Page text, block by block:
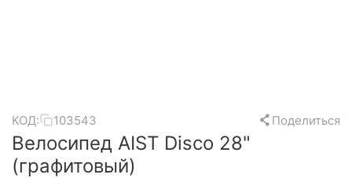
КОД: 103543 Поделиться
Велосипед AIST Disco 28"
(графитовый)